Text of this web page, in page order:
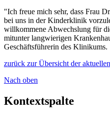
"Ich freue mich sehr, dass Frau
bei uns in der Kinderklinik
willkommene Abwechslung für
mitunter langwierigen
Geschäftsführerin des Klinikums.
zurück zur Übersicht der
Nach oben
Kontextspalte